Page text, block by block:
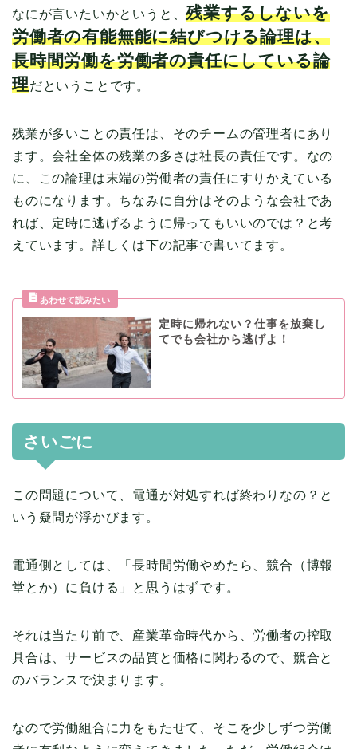
なにが言いたいかというと、残業するしないを
労働者の有能無能に結びつける論理は、
長時間労働を労働者の責任にしている論
理だということです。
残業が多いことの責任は、そのチームの管理者にあり
ます。会社全体の残業の多さは社長の責任です。なの
に、この論理は末端の労働者の責任にすりかえている
ものになります。ちなみに自分はそのような会社であ
れば、定時に逃げるように帰ってもいいのでは？と考
えています。詳しくは下の記事で書いてます。
定時に帰れない？仕事を放棄し
てでも会社から逃げよ！
さいごに
この問題について、電通が対処すれば終わりなの？と
いう疑問が浮かびます。
電通側としては、「長時間労働やめたら、競合（博報
堂とか）に負ける」と思うはずです。
それは当たり前で、産業革命時代から、労働者の搾取
具合は、サービスの品質と価格に関わるので、競合と
のバランスで決まります。
なので労働組合に力をもたせて、そこを少しずつ労働